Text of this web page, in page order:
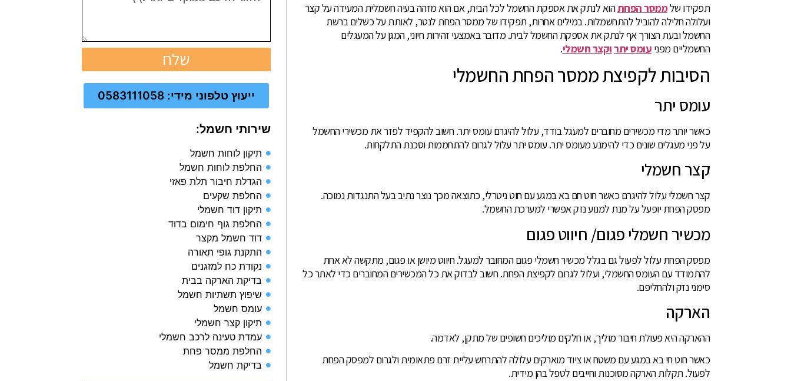
תפקידו שלממסר הפחתהוא לנתק את אספקת החשמל לכל הבית, אם הוא מזהה בעיה חשמלית המעידה על קצר
ועלולה חלילה להוביל להתחשמלות. במילים אחרות, תפקידו של ממסר הפחת לנטר, לאותת על כשלים ברשת
החשמל ובעת הצורך אף לנתק את אספקת החשמל לבית. מדובר באמצעי זהירות חיוני, המגן על המעגלים
החשמליים מפני עומס יתרוקצר חשמלי.
הסיבות לקפיצת ממסר הפחת החשמלי
עומס יתר
כאשר יותר מדי מכשירים מחוברים למעגל בודד, עלול להיגרם עומס יתר. חשוב להקפיד לפזר את מכשירי החשמל
על פני מעגלים שונים כדי להימנע מעומס יתר. עומס יתר עלול לגרום להתחממות וסכנת התלקחות.
קצר חשמלי
קצר חשמלי עלול להיגרם כאשר חוט חם בא במגע עם חוט ניטרלי, כתוצאה מכך נוצר נתיב בעל התנגדות נמוכה.
מפסק הפחת יופעל על מנת למנוע נזק אפשרי למערכת החשמל.
מכשיר חשמלי פגום/ חיווט פגום
מפסק הפחת עלול לפעול גם בגלל מכשיר חשמלי פגום המחובר למעגל. חיווט מיושן או פגום, מתקשה לא אחת
להתמודד עם העומס החשמלי, ועלול לגרום לקפיצת הפחת. חשוב לבדוק את כל המכשירים המחוברים כדי לאתר כל
סימני נזק ולהחליפם.
הארקה
ההארקה היא פעולת חיבור מוליך, או חלקים מוליכים חשופים של מתקן, לאדמה.
כאשר חוט חי בא במגע עם משטח או ציוד מוארקים עלולה להתרחש עליית זרם פתאומית ולגרום למפסק הפחת
לפעול. תקלות הארקה מסוכנות וחייבים לטפל בהן מידית.
שלח
ייעוץ טלפוני מידי: 0583111058
שירותי חשמל:
תיקון לוחות חשמל
החלפת לוחות חשמל
הגדלת חיבור תלת פאזי
החלפת שקעים
תיקון דוד חשמלי
החלפת גוף חימום בדוד
דוד חשמל מקצר
התקנת גופי תאורה
נקודת כח למזגנים
בדיקת הארקה בבית​
שיפוץ תשתיות חשמל​
עומס חשמל​
תיקון קצר חשמלי​
עמדת טעינה לרכב חשמלי​
החלפת ממסר פחת​
בדיקת חשמל​